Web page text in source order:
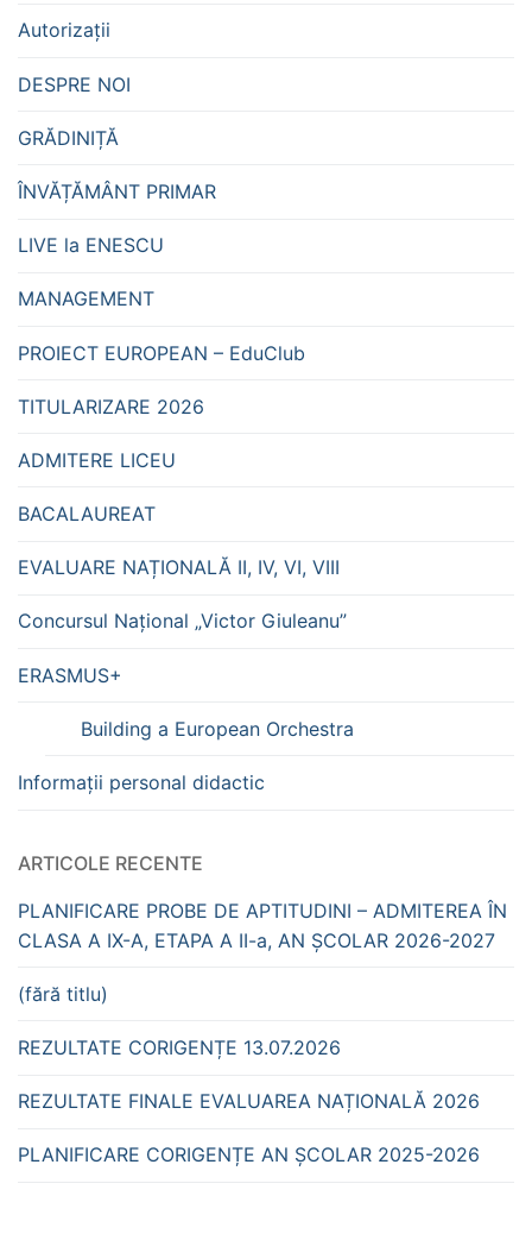
Autorizații
DESPRE NOI
GRĂDINIȚĂ
ÎNVĂȚĂMÂNT PRIMAR
LIVE la ENESCU
MANAGEMENT
PROIECT EUROPEAN – EduClub
TITULARIZARE 2026
ADMITERE LICEU
BACALAUREAT
EVALUARE NAȚIONALĂ II, IV, VI, VIII
Concursul Național „Victor Giuleanu”
ERASMUS+
Building a European Orchestra
Informații personal didactic
ARTICOLE RECENTE
PLANIFICARE PROBE DE APTITUDINI – ADMITEREA ÎN
CLASA A IX-A, ETAPA A II-a, AN ȘCOLAR 2026-2027
(fără titlu)
REZULTATE CORIGENȚE 13.07.2026
REZULTATE FINALE EVALUAREA NAȚIONALĂ 2026
PLANIFICARE CORIGENȚE AN ȘCOLAR 2025-2026